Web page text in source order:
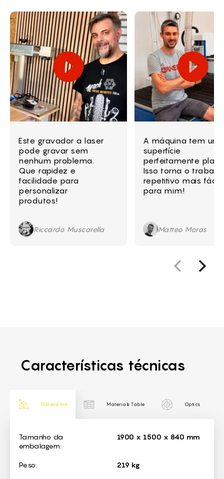
Este gravador a laser
pode gravar sem
nenhum problema.
Que rapidez e
facilidade para
personalizar
produtos!
Riccardo Muscarella
A máquina tem
superfície
perfeitamente
Isso torna o
repetitivo mais fácil
para mim!
Matteo Moras
Características técnicas
Dimensions Materials Table Optics
Dimensions
Tamanho da
embalagem:
1900 x 1500 x 840 mm
Peso: 219 kg